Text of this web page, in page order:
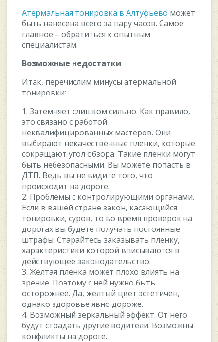
Атермальная тонировка в Алтуфьево может
быть нанесена всего за пару часов. Самое
главное – обратиться к опытным
специалистам.
Возможные недостатки
Итак, перечислим минусы атермальной
тонировки:
1. Затемняет слишком сильно. Как правило,
это связано с работой
неквалифицированных мастеров. Они
выбирают некачественные пленки, которые
сокращают угол обзора. Такие пленки могут
быть небезопасными. Вы можете попасть в
ДТП. Ведь вы не видите того, что
происходит на дороге.
2. Проблемы с контролирующими органами.
Если в вашей стране закон, касающийся
тонировки, суров, то во время проверок на
дорогах вы будете получать постоянные
штрафы. Старайтесь заказывать пленку,
характеристики которой вписываются в
действующее законодательство.
3. Желтая пленка может плохо влиять на
зрение. Поэтому с ней нужно быть
осторожнее. Да, желтый цвет эстетичен,
однако здоровье явно дороже.
4. Возможный зеркальный эффект. От него
будут страдать другие водители. Возможны
конфликты на дороге.